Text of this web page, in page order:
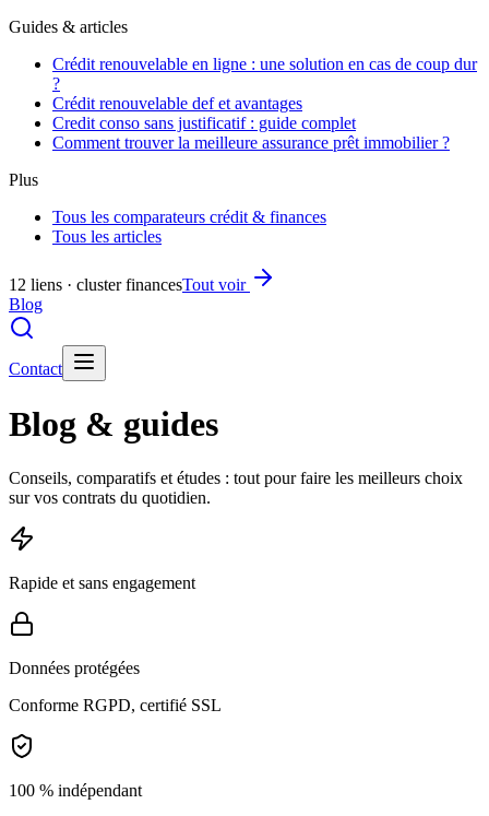
Guides & articles
Crédit renouvelable en ligne : une solution en cas de coup dur
?
Crédit renouvelable def et avantages
Credit conso sans justificatif : guide complet
Comment trouver la meilleure assurance prêt immobilier ?
Plus
Tous les comparateurs crédit & finances
Tous les articles
12 liens · cluster financesTout voir
Blog
Contact
Blog & guides
Conseils, comparatifs et études : tout pour faire les meilleurs choix
sur vos contrats du quotidien.
Rapide et sans engagement
Données protégées
Conforme RGPD, certifié SSL
100 % indépendant